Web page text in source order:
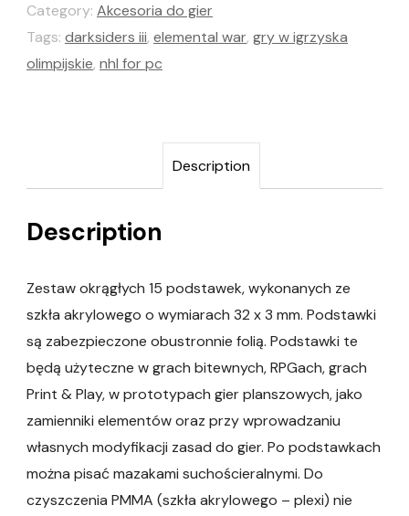
Category: Akcesoria do gier
Tags: darksiders iii, elemental war, gry w igrzyska
olimpijskie, nhl for pc
Description
Description
Zestaw okrągłych 15 podstawek, wykonanych ze
szkła akrylowego o wymiarach 32 x 3 mm. Podstawki
są zabezpieczone obustronnie folią. Podstawki te
będą użyteczne w grach bitewnych, RPGach, grach
Print & Play, w prototypach gier planszowych, jako
zamienniki elementów oraz przy wprowadzaniu
własnych modyfikacji zasad do gier. Po podstawkach
można pisać mazakami suchościeralnymi. Do
czyszczenia PMMA (szkła akrylowego – plexi) nie